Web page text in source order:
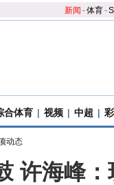
新闻 -体育-S
合体育 | 视频 | 中超 |
动态
许海峰